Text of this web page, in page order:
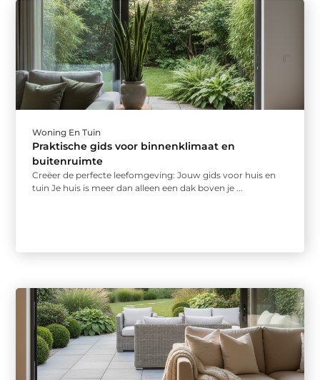
Woning En Tuin
Praktische gids voor binnenklimaat en
buitenruimte
Creëer de perfecte leefomgeving: Jouw gids voor huis en
tuin Je huis is meer dan alleen een dak boven je ...